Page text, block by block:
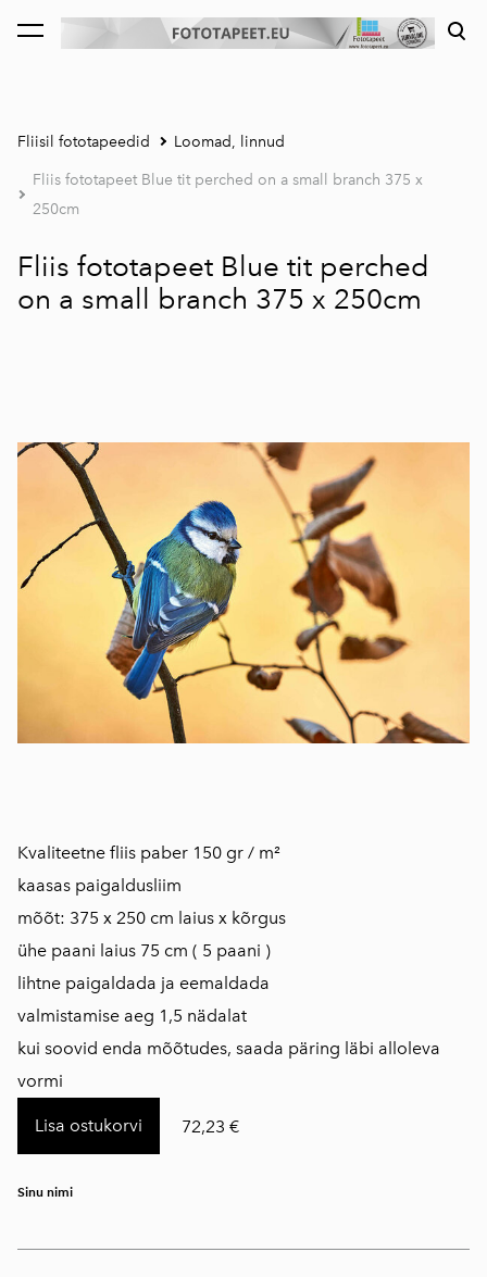
lisati ostukorvi. Vaata ostukorvi
Fliisil fototapeedid Loomad, linnud
Fliis fototapeet Blue tit perched on a small branch 375 x
250cm
Fliis fototapeet Blue tit perched
on a small branch 375 x 250cm
Kvaliteetne fliis paber 150 gr / m²
kaasas paigaldusliim
mõõt: 375 x 250 cm laius x kõrgus
ühe paani laius 75 cm ( 5 paani )
lihtne paigaldada ja eemaldada
​valmistamise aeg 1,5 nädalat
kui soovid enda mõõtudes, saada päring läbi alloleva
vormi
Lisa ostukorvi 72,23 €
Sinu nimi